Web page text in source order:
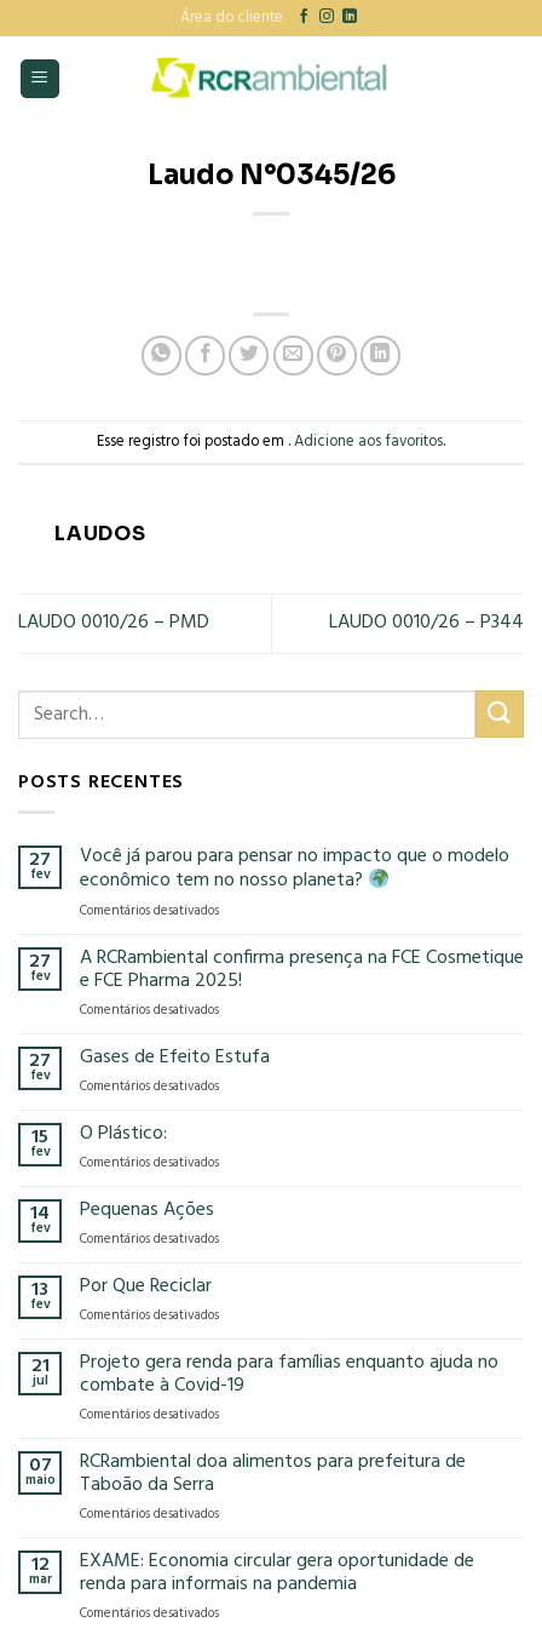
to
content
Área do cliente
Laudo N°0345/26
Esse registro foi postado em .Adicione aos favoritos.
LAUDOS
LAUDO 0010/26 – PMD LAUDO 0010/26 – P344
POSTS RECENTES
27
fev
Você já parou para pensar no impacto que o modelo
econômico tem no nosso planeta?
Comentários desativadosem
já
parou
para
pensar
impacto
o
tem
27
fev
A RCRambiental confirma presença na FCE Cosmetique
e FCE Pharma 2025!
Comentários desativadosem
RCRambiental
presença
e
2025!
27
fev
Gases de Efeito Estufa
Comentários desativadosem
Estufa
15
fev
O Plástico:
Comentários desativadosem
14
fev
Pequenas Ações
Comentários desativadosem
13
fev
Por Que Reciclar
Comentários desativadosem
Que
Reciclar
21
jul
Projeto gera renda para famílias enquanto ajuda no
combate à Covid-19
Comentários desativadosem
gera
famílias
ajuda
no
à
07
maio
RCRambiental doa alimentos para prefeitura de
Taboão da Serra
Comentários desativadosem
doa
alimentos
para
prefeitura
12
mar
EXAME: Economia circular gera oportunidade de
renda para informais na pandemia
Comentários desativadosem